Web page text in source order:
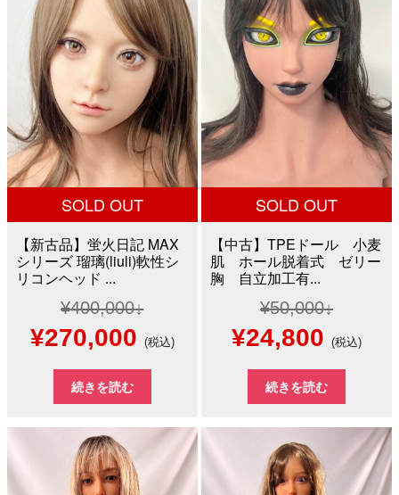
¥12,000
で
し
た。
は
¥8,000
で
す。
¥80,000
で
し
た。
は
で
す。
SOLD OUT
【新古品】蛍火日記 MAX
シリーズ 瑠璃(liuli)軟性シ
リコンヘッド ...
¥400,000
元
の
価
¥270,000現
在
の
価
格
(税込)
続きを読む
SOLD OUT
【中古】TPEドール 小麦
肌 ホール脱着式 ゼリー
胸 自立加工有...
¥50,000
元
の
価
¥24,800 現
在
の
格
(税込)
続きを読む